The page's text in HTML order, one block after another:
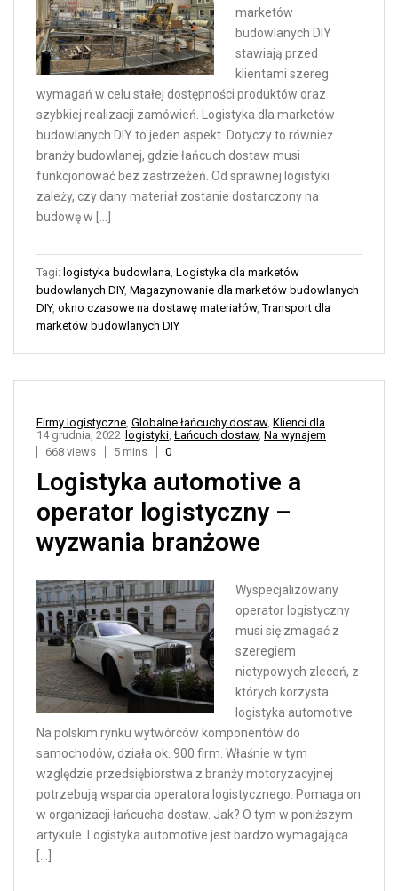
marketów
budowlanych DIY
stawiają przed
klientami szereg
wymagań w celu stałej dostępności produktów oraz
szybkiej realizacji zamówień. Logistyka dla marketów
budowlanych DIY to jeden aspekt. Dotyczy to również
branży budowlanej, gdzie łańcuch dostaw musi
funkcjonować bez zastrzeżeń. Od sprawnej logistyki
zależy, czy dany materiał zostanie dostarczony na
budowę w […]
Tagi: logistyka budowlana, Logistyka dla marketów
budowlanych DIY, Magazynowanie dla marketów budowlanych
DIY, okno czasowe na dostawę materiałów,Transport dla
marketów budowlanych DIY
Firmy logistyczne, Globalne łańcuchy dostaw, Klienci dla
logistyki, Łańcuch dostaw, Na wynajem
14 grudnia, 2022
668 views
5 mins 0
Logistyka automotive a
operator logistyczny –
wyzwania branżowe
Wyspecjalizowany
operator logistyczny
musi się zmagać z
szeregiem
nietypowych zleceń, z
których korzysta
logistyka automotive.
Na polskim rynku wytwórców komponentów do
samochodów, działa ok. 900 firm. Właśnie w tym
względzie przedsiębiorstwa z branży motoryzacyjnej
potrzebują wsparcia operatora logistycznego. Pomaga on
w organizacji łańcucha dostaw. Jak? O tym w poniższym
artykule. Logistyka automotive jest bardzo wymagająca.
[…]